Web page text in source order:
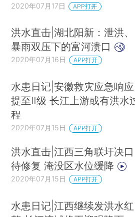
2020年07月17日 APP打开
洪水直击|湖北阳新：泄洪、
暴雨双压下的富河溃口
2020年07月16日 APP打开
水患日记|安徽救灾应急响应
提至Ⅱ级 长江上游或有洪水
程
2020年07月15日 APP打开
洪水直击|江西三角联圩决口
待修复 淹没区水位缓降
2020年07月15日 APP打开
水患日记|江西继续发洪水红